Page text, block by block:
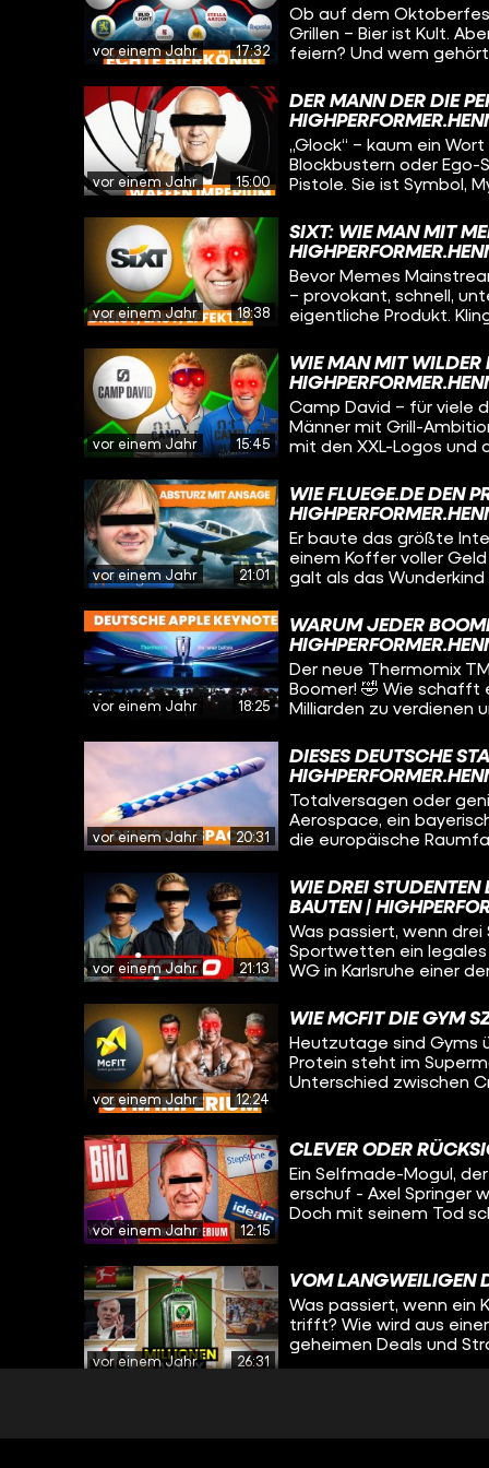
Entertainment haben!
chinesische „Vape
Vapes ist und erfahren,
Nikotin bringt. Und wir
vor einem Jahr 17:32
Ob auf dem
Grillen – Bier ist Kult.
feiern? Und wem gehört
US-Biermarkt
kontrolliert, der mehr als
klingt wie ein Passwort,
vor einem Jahr 15:00
DER MANN DER DIE
„Glock“ – kaum ein
Blockbustern oder Ego-
Pistole. Sie ist Symbol,
österreichischen Tüftler
hergestellt hat? Kein
Games, Filme), ein
vor einem Jahr 18:38
SIXT: WIE MAN MIT
Bevor Memes
– provokant, schnell,
eigentliche Produkt.
Autovermietungs-
Strategien, mutiger
Kampagnen mit Jung
vor einem Jahr 15:45
WIE MAN MIT
Camp David – für viele
Männer mit Grill-
mit den XXL-Logos und
irgendwie
ist. Wir erzählen die wilde Story von vier Brüdern aus dem Schwarzwald, die
nach dem Mauerfall zur
cleverem Marketing,
ein Modeimperium
Clinton? Wieso lieben
vor einem Jahr 21:01
WIE FLUEGE.DE DEN
Er baute das größte
einem Koffer voller
galt als das
Arbitrage, Preistricks -
Wirtschaftsgeschichte.
Lebens geschah, zeigen
vor einem Jahr 18:25
WARUM JEDER
Der neue Thermomix
Boomer! 🤣 Wie schafft
Milliarden zu verdienen
absoluten Statussymbol
der psychologischen
Küchen-Phänomen!
vor einem Jahr 20:31
DIESES DEUTSCHE
Totalversagen oder
Aerospace, ein
die europäische
Daniel Metzler und
alles entscheidenden
Erwartungen erfüllen
vor einem Jahr 21:13
WIE DREI STUDENTEN
AUTEN |
Was passiert, wenn
Sportwetten ein legales
WG in Karlsruhe einer
Tipico? Wir tauchen ein in die Geschichte hinter dem Wettanbieter, die den
meisten verborgen
Millionenumsätze
agierte. Wir haben
exklusive Einblicke in
vor einem Jahr 12:24
WIE MCFIT DIE GYM
Heutzutage sind Gyms
Protein steht im
Unterschied zwischen
links gedreht. Was als
wurde zur globalen
vor einem Jahr 12:15
CLEVER ODER
Ein Selfmade-Mogul,
erschuf - Axel Springer
Doch mit seinem Tod
Medien-Matriarchin.
Unternehmen nicht nur
einflussreichsten Tech-
vor einem Jahr 26:31
VOM LANGWEILIGEN
Was passiert, wenn ein
trifft? Wie wird aus
geheimen Deals und